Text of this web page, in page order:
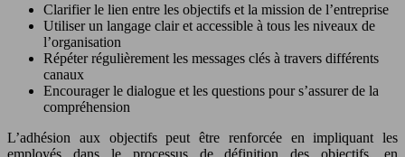
Clarifier le lien entre les objectifs et la mission de l’entreprise
Utiliser un langage clair et accessible à tous les niveaux de
l’organisation
Répéter régulièrement les messages clés à travers différents
canaux
Encourager le dialogue et les questions pour s’assurer de la
compréhension
L’adhésion aux objectifs peut être renforcée en impliquant les
employés dans le processus de définition des objectifs, en